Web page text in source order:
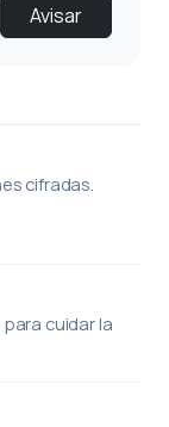
Avisar
cifradas.
cuidar la